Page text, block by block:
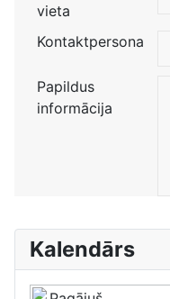
vieta
Kontaktpersona
Papildus
informācija
Kalendārs